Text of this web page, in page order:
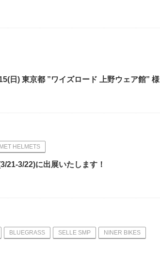
日) 東京都 ”ワイズロード 上野ウェア館” 様
MET HELMETS
21-3/22)に出展いたします！
BLUEGRASS SELLE SMP NINER BIKES